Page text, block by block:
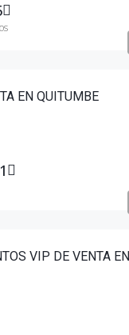
EN QUITUMBE
VIP DE VENTA EN